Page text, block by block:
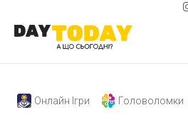
Онлайн Ігри Головоломки